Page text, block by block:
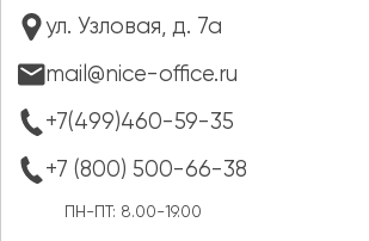
ул. Узловая, д. 7а
mail@nice-office.ru
+7(499)460-59-35
+7 (800) 500-66-38
ПН-ПТ: 8.00-19.00